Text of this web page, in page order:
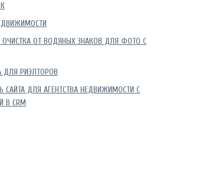
ОЧИСТКА ОТ ВОДЯНЫХ ЗНАКОВ ДЛЯ ФОТО С
РИЭЛТОРОВ
САЙТА ДЛЯ АГЕНТСТВА НЕДВИЖИМОСТИ С
В CRM